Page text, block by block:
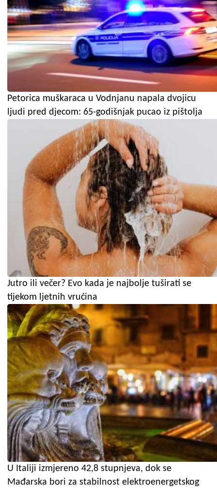
Petorica muškaraca u Vodnjanu napala dvojicu
ljudi pred djecom: 65-godišnjak pucao iz pištolja
Jutro ili večer? Evo kada je najbolje tuširati se
tijekom ljetnih vrućina
U Italiji izmjereno 42,8 stupnjeva, dok se
Mađarska bori za stabilnost elektroenergetskog